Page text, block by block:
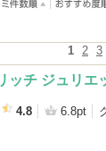
1 2 3
ッチ ジュリエ
4.8 6.8pt